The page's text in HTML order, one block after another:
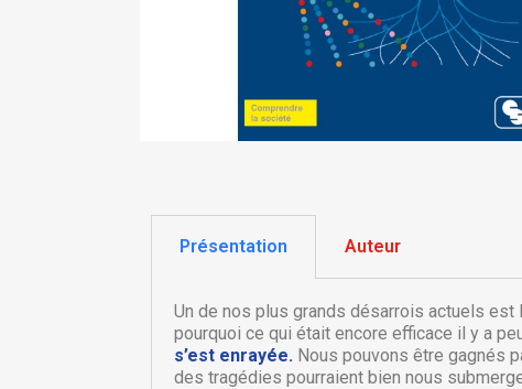
Présentation Auteur
Un de nos plus grands désarrois actuels
pourquoi ce qui était encore efficace il y a
s’est enrayée. Nous pouvons être gagnés
des tragédies pourraient bien nous